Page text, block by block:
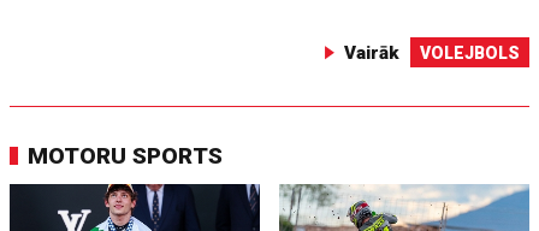
Vairāk VOLEJBOLS
MOTORU SPORTS